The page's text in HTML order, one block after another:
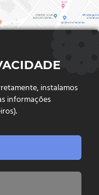
Rio Claro. CEP
instalamos
informações